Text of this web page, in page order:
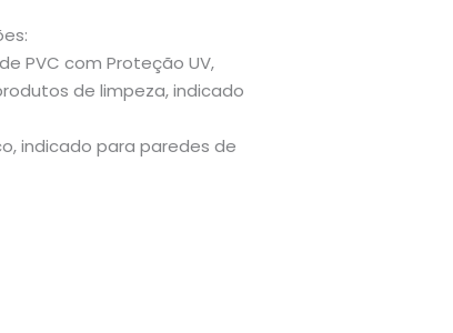
PVC com Proteção UV,
de limpeza, indicado
indicado para paredes de